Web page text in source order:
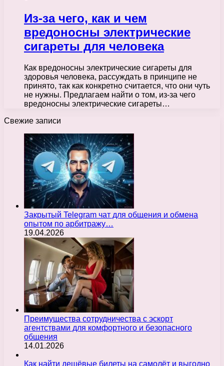
Из-за чего, как и чем
вредоносны электрические
сигареты для человека
Как вредоносны электрические сигареты для
здоровья человека, рассуждать в принципе не
принято, так как конкретно считается, что они чуть
не нужны. Предлагаем найти о том, из-за чего
вредоносны электрические сигареты…
Свежие записи
Закрытый Telegram чат для общения и обмена
опытом по арбитражу…
19.04.2026
Преимущества сотрудничества с эскорт
агентствами для комфортного и безопасного
общения
14.01.2026
Как найти дешёвые билеты на самолёт и выгодно